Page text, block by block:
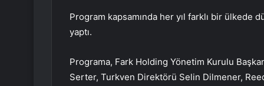
Program kapsamında her yıl farklı bir ülkede
yaptı.
Programa, Fark Holding Yönetim Kurulu
Serter, Turkven Direktörü Selin Dilmener,